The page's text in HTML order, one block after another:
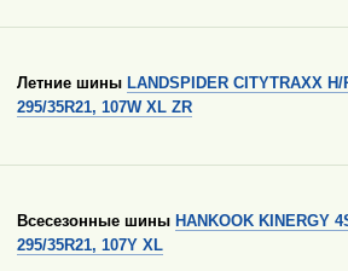
Летние шины LANDSPIDER CITYTRAXX H/
295/35R21, 107W XL ZR
Всесезонные шины HANKOOK KINERGY
295/35R21, 107Y XL